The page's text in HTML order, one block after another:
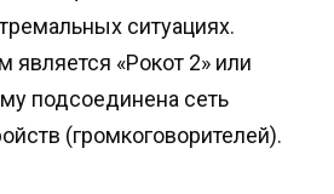
ситуациях.
«Рокот 2» или
подсоединена сеть
(громкоговорителей).